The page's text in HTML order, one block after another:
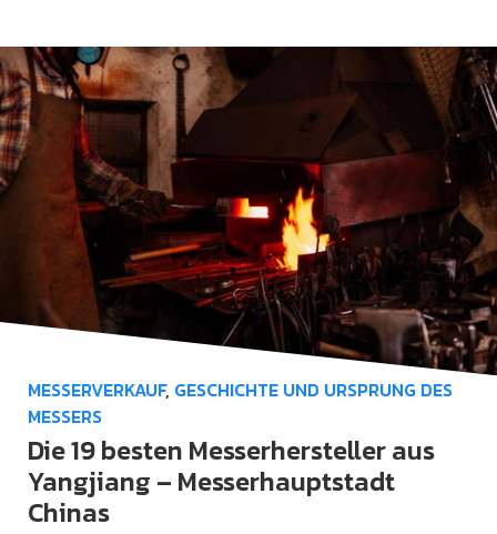
MESSERVERKAUF, GESCHICHTE UND URSPRUNG DES
MESSERS
Die 19 besten Messerhersteller aus
Yangjiang – Messerhauptstadt
Chinas